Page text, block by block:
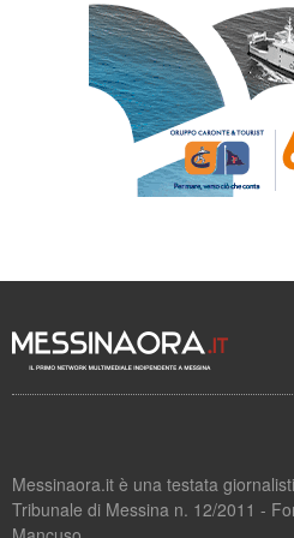
Messinaora.it è una testata
Tribunale di Messina n. 12/2011 -